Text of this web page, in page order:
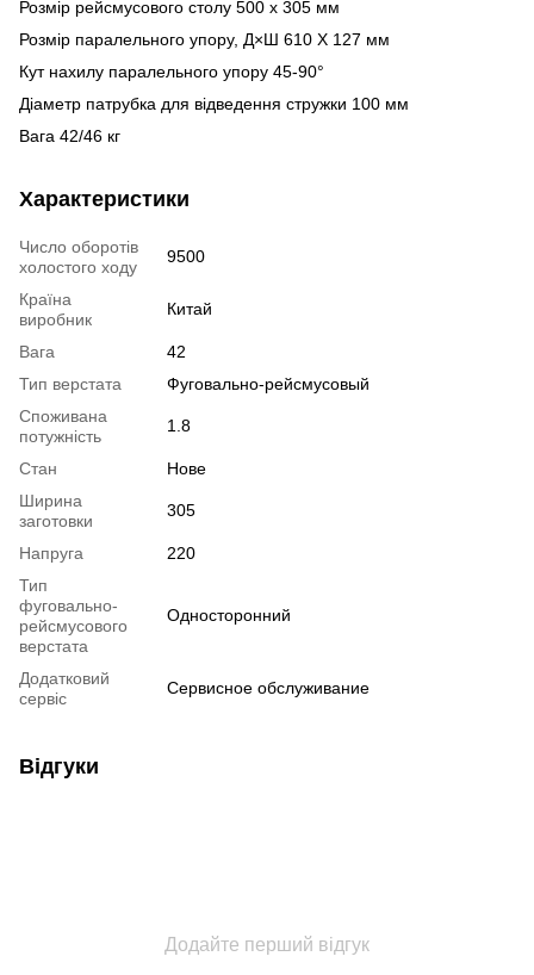
Розмір рейсмусового столу 500 x 305 мм
Розмір паралельного упору, Д×Ш 610 X 127 мм
Кут нахилу паралельного упору 45-90°
Діаметр патрубка для відведення стружки 100 мм
Вага 42/46 кг
Характеристики
Число оборотів
холостого ходу
9500
Країна
виробник
Китай
Вага
42
Тип верстата
Фуговально-рейсмусовый
Споживана
потужність
1.8
Стан
Нове
Ширина
заготовки
305
Напруга
220
Тип
фуговально-
рейсмусового
верстата
Односторонний
Додатковий
сервіс
Сервисное обслуживание
Відгуки
Додайте перший відгук